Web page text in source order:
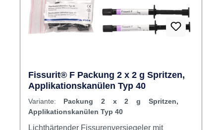
Fissurit® F Packung 2 x 2 g Spritzen,
Applikationskanülen Typ 40
Variante: Packung 2 x 2 g Spritzen,
Applikationskanülen Typ 40
Lichthärtender Fissurenversiegeler mit